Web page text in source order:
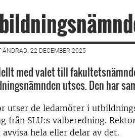
ÄNDRAD: 22 DECEMBER 2025
med valet till
utses. Den har
utser de ledamöter i
från SLU:s valberedning.
avvisa hela eller delar av det.